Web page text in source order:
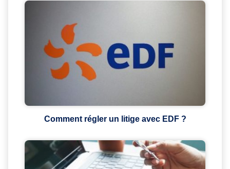
Comment régler un litige avec EDF ?